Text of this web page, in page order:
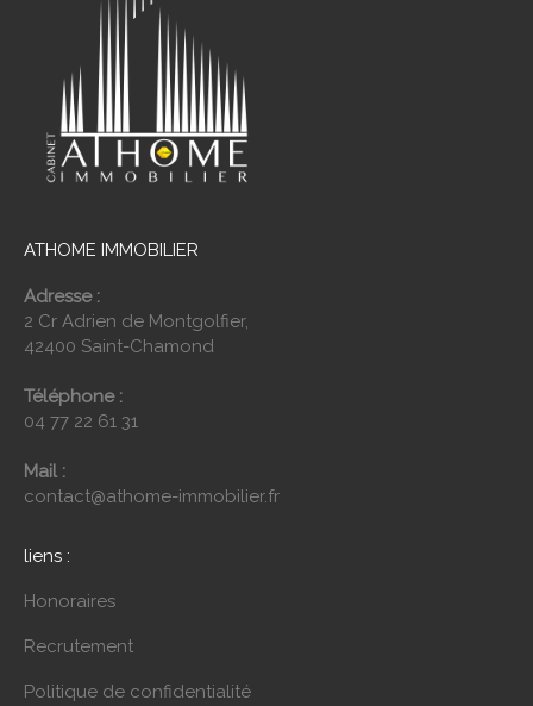
ATHOME IMMOBILIER
Adresse :
2 Cr Adrien de Montgolfier,
42400 Saint-Chamond
Téléphone :
04 77 22 61 31
Mail :
contact@athome-immobilier.fr
liens :
Honoraires
Recrutement
Politique de confidentialité